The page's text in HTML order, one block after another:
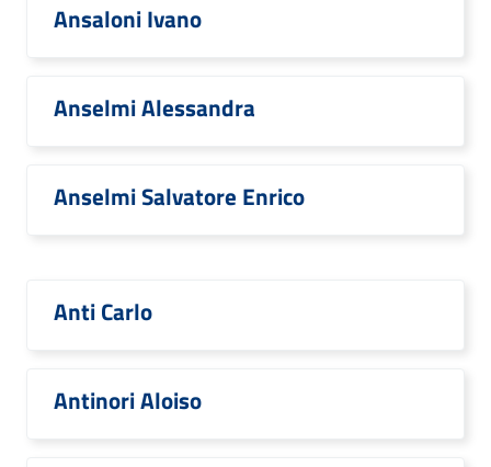
Ansaloni Ivano
Anselmi Alessandra
Anselmi Salvatore Enrico
Anti Carlo
Antinori Aloiso